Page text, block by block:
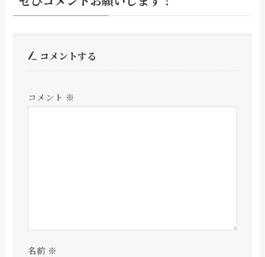
コメントする
コメント ※
名前 ※